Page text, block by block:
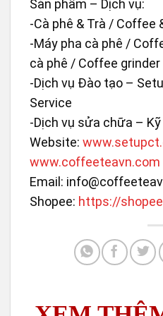
Sản phẩm – Dịch vụ:
-Cà phê & Trà / Coffee
-Máy pha cà phê /
cà phê / Coffee grinder
-Dịch vụ Đào tạo –
Service
-Dịch vụ sửa chữa –
Website:
www.coffeeteavn.com
Email:
Shopee: https://